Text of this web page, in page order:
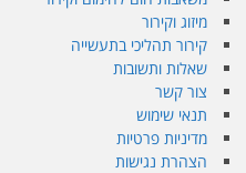
מיזוג וקירור
קירור תהליכי בתעשייה
שאלות ותשובות
צור קשר
תנאי שימוש
מדיניות פרטיות
הצהרת נגישות